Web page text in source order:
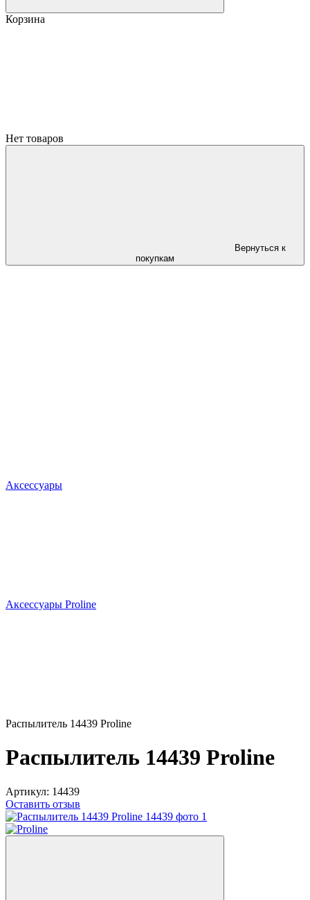
Корзина
Нет товаров
Вернуться к
покупкам
Аксессуары
Аксессуары Proline
Распылитель 14439 Proline
Распылитель 14439 Proline
Артикул: 14439
Оставить отзыв